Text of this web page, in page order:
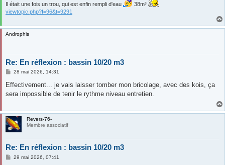
Il était une fois un trou, qui est enfin rempli d'eau
38m³
viewtopic.php?f=96&t=9291
Androphis
Re: En réflexion : bassin 10/20 m3
M
s
a
28 mai 2026, 14:31
Effectivement... je vais laisser tomber mon bricolage, avec des kois, ça
sera impossible de tenir le rythme niveau entretien.
Revers-76-
Membre associatif
Re: En réflexion : bassin 10/20 m3
M29 mai 2026, 07:41